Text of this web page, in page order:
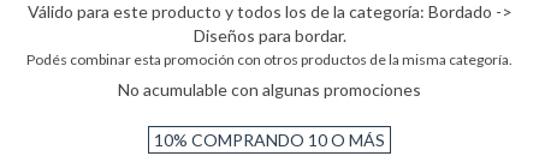
Válido para este producto y todos los de la categoría: Bordado ->
Diseños para bordar.
Podés combinar esta promoción con otros productos de la misma categoría.
No acumulable con algunas promociones
10% COMPRANDO 10 O MÁS